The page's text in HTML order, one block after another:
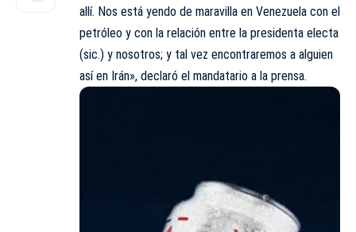
allí. Nos está yendo de maravilla en Venezuela con el
petróleo y con la relación entre la presidenta electa
(sic.) y nosotros; y tal vez encontraremos a alguien
así en Irán», declaró el mandatario a la prensa.